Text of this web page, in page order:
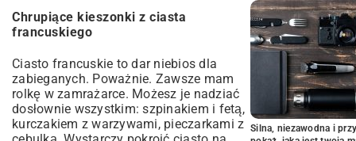
Chrupiące kieszonki z ciasta
francuskiego
Ciasto francuskie to dar niebios dla
zabieganych. Poważnie. Zawsze mam
rolkę w zamrażarce. Możesz je nadziać
dosłownie wszystkim: szpinakiem i fetą,
kurczakiem z warzywami, pieczarkami z Silna, niezawodna i